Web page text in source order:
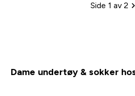
Paginering
Side 1 av 2
Dame undertøy & sokker